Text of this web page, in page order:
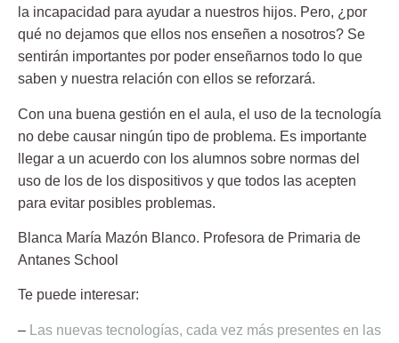
la incapacidad para ayudar a nuestros hijos. Pero, ¿por
qué no dejamos que ellos nos enseñen a nosotros? Se
sentirán importantes por poder enseñarnos todo lo que
saben y nuestra relación con ellos se reforzará.
Con una buena gestión en el aula, el uso de la tecnología
no debe causar ningún tipo de problema. Es importante
llegar a un acuerdo con los alumnos sobre normas del
uso de los de los dispositivos y que todos las acepten
para evitar posibles problemas.
Blanca María Mazón Blanco. Profesora de Primaria de
Antanes School
Te puede interesar:
–
Las nuevas tecnologías, cada vez más presentes en las